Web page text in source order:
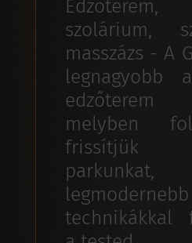
szolárium,
masszázs - A
legnagyobb
edzőterem
melyben
frissítjük
legmodernebb
technikákkal